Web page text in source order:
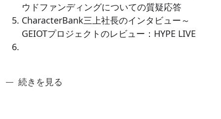
ウドファンディングについての質疑応答
CharacterBank三上社長のインタビュー～
GEIOTプロジェクトのレビュー：HYPE LIVE
奈良先端アントレシリーズ6：IoT分野の先輩起業
続きを見る